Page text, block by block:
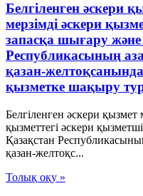
Белгіленген әскери
мерзімді әскери
запасқа шығару және
Республикасының
қазан-желтоқсанында
қызметке шақыру
Белгіленген әскери қызмет
қызметтегі әскери
Қазақстан
қазан-желтоқс...
Толық оқу »